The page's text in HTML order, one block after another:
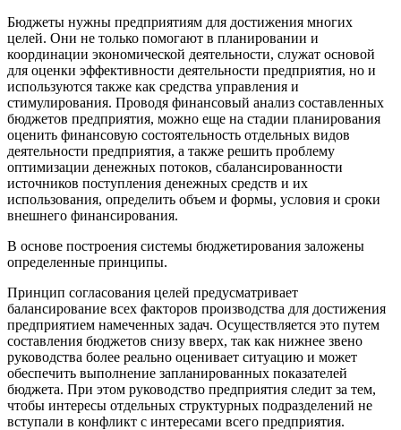
Бюджеты нужны предприятиям для достижения многих
целей. Они не только помогают в планировании и
координации экономической деятельности, служат основой
для оценки эффективности деятельности предприятия, но и
используются также как средства управления и
стимулирования. Проводя финансовый анализ составленных
бюджетов предприятия, можно еще на стадии планирования
оценить финансовую состоятельность отдельных видов
деятельности предприятия, а также решить проблему
оптимизации денежных потоков, сбалансированности
источников поступления денежных средств и их
использования, определить объем и формы, условия и сроки
внешнего финансирования.
В основе построения системы бюджетирования заложены
определенные принципы.
Принцип согласования целей предусматривает
балансирование всех факторов производства для достижения
предприятием намеченных задач. Осуществляется это путем
составления бюджетов снизу вверх, так как нижнее звено
руководства более реально оценивает ситуацию и может
обеспечить выполнение запланированных показателей
бюджета. При этом руководство предприятия следит за тем,
чтобы интересы отдельных структурных подразделений не
вступали в конфликт с интересами всего предприятия.